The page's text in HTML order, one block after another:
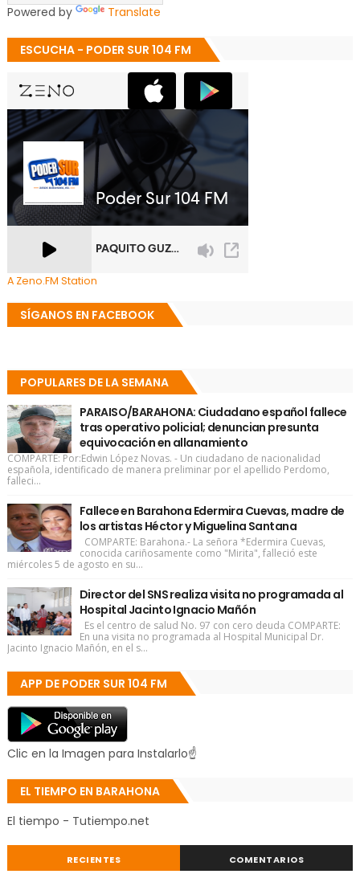
Powered by Translate
ESCUCHA - PODER SUR 104 FM
A Zeno.FM Station
SÍGANOS EN FACEBOOK
POPULARES DE LA SEMANA
PARAISO/BARAHONA: Ciudadano español fallece
tras operativo policial; denuncian presunta
equivocación en allanamiento
COMPARTE: Por:Edwin López Novas. - Un ciudadano de nacionalidad
española, identificado de manera preliminar por el apellido Perdomo,
falleci...
Fallece en Barahona Edermira Cuevas, madre de
los artistas Héctor y Miguelina Santana
COMPARTE: Barahona.- La señora *Edermira Cuevas,
conocida cariñosamente como "Mirita", falleció este
miércoles 5 de agosto en su...
Director del SNS realiza visita no programada al
Hospital Jacinto Ignacio Mañón
Es el centro de salud No. 97 con cero deuda COMPARTE:
En una visita no programada al Hospital Municipal Dr.
Jacinto Ignacio Mañón, en el s...
APP DE PODER SUR 104 FM
Clic en la Imagen para Instalarlo☝
EL TIEMPO EN BARAHONA
El tiempo - Tutiempo.net
RECIENTES COMENTARIOS